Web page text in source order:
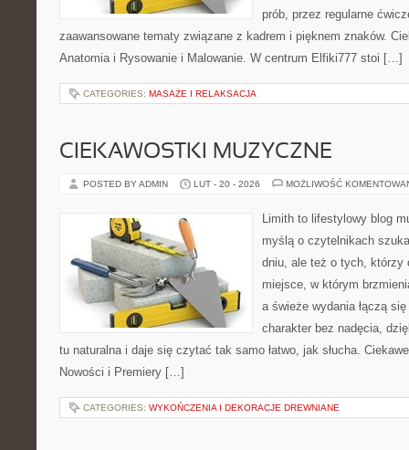
prób, przez regularne
zaawansowane tematy związane z kadrem i pięknem znaków.
Anatomia i Rysowanie i Malowanie. W centrum Elfiki777 stoi […]
CATEGORIES: MASAŻE I RELAKSACJA
CIEKAWOSTKI MUZYCZNE
POSTED BY ADMIN LUT - 20 - 2026 MOŻLIWOŚĆ
Limith to lifestylowy blog
myślą o czytelnikach
dniu, ale też o tych, którzy
miejsce, w którym
a świeże wydania łączą
charakter bez nadęcia,
tu naturalna i daje się czytać tak samo łatwo, jak słucha.
Nowości i Premiery […]
CATEGORIES: WYKOŃCZENIA I DEKORACJE DREWNIANE